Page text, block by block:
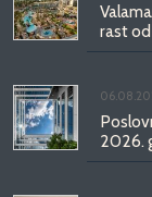
rast
2026.